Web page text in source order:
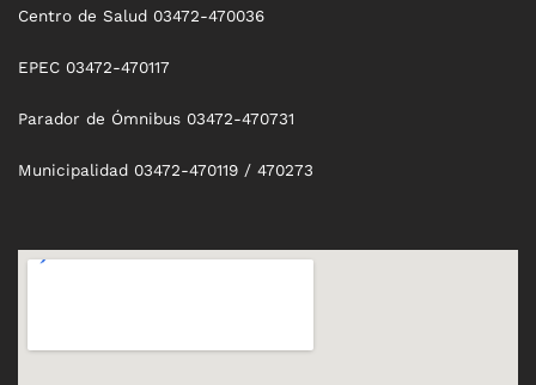
Centro de Salud 03472-470036
EPEC 03472-470117
Parador de Ómnibus 03472-470731
Municipalidad 03472-470119 / 470273